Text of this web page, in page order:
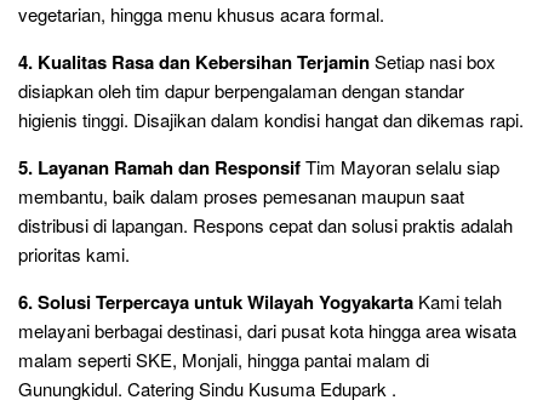
vegetarian, hingga menu khusus acara formal.
4. Kualitas Rasa dan Kebersihan TerjaminSetiap nasi box
disiapkan oleh tim dapur berpengalaman dengan standar
higienis tinggi. Disajikan dalam kondisi hangat dan dikemas rapi.
5. Layanan Ramah dan ResponsifTim Mayoran selalu siap
membantu, baik dalam proses pemesanan maupun saat
distribusi di lapangan. Respons cepat dan solusi praktis adalah
prioritas kami.
6. Solusi Terpercaya untuk Wilayah Yogyakarta Kami telah
melayani berbagai destinasi, dari pusat kota hingga area wisata
malam seperti SKE, Monjali, hingga pantai malam di
Gunungkidul. Catering Sindu Kusuma Edupark .